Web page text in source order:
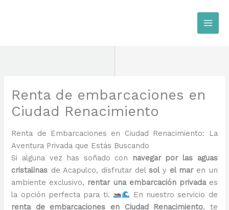
Renta de embarcaciones en
Ciudad Renacimiento
Renta de Embarcaciones en Ciudad Renacimiento: La
Aventura Privada que Estás Buscando
Si alguna vez has soñado con
navegar por las aguas
cristalinas de Acapulco, disfrutar del soly el maren un
ambiente exclusivo, rentar una embarcación privadaes
la opción perfecta para ti.
En nuestro servicio de
renta de embarcaciones en Ciudad Renacimiento, te